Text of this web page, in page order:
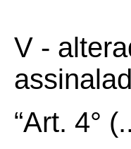
V -
“Art. 4°